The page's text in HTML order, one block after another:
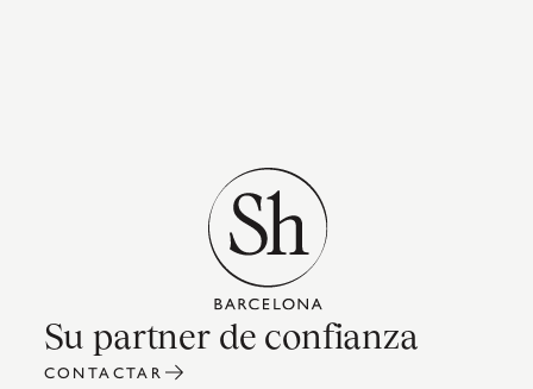
Su partner de confianza
CONTACTAR